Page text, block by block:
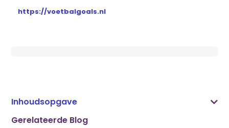
https://voetbalgoals.nl
Inhoudsopgave
Gerelateerde Blog